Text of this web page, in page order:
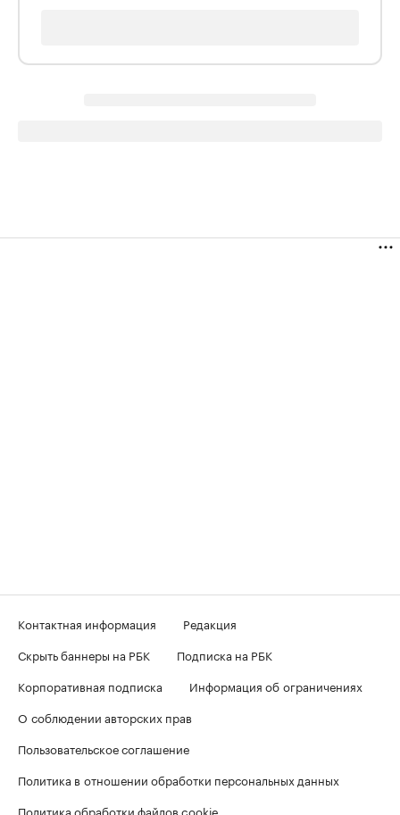
Контактная информация
Редакция
Скрыть баннеры на РБК
Подписка на РБК
Корпоративная подписка
Информация об ограничениях
О соблюдении авторских прав
Пользовательское соглашение
Политика в отношении обработки персональных данных
Политика обработки файлов cookie